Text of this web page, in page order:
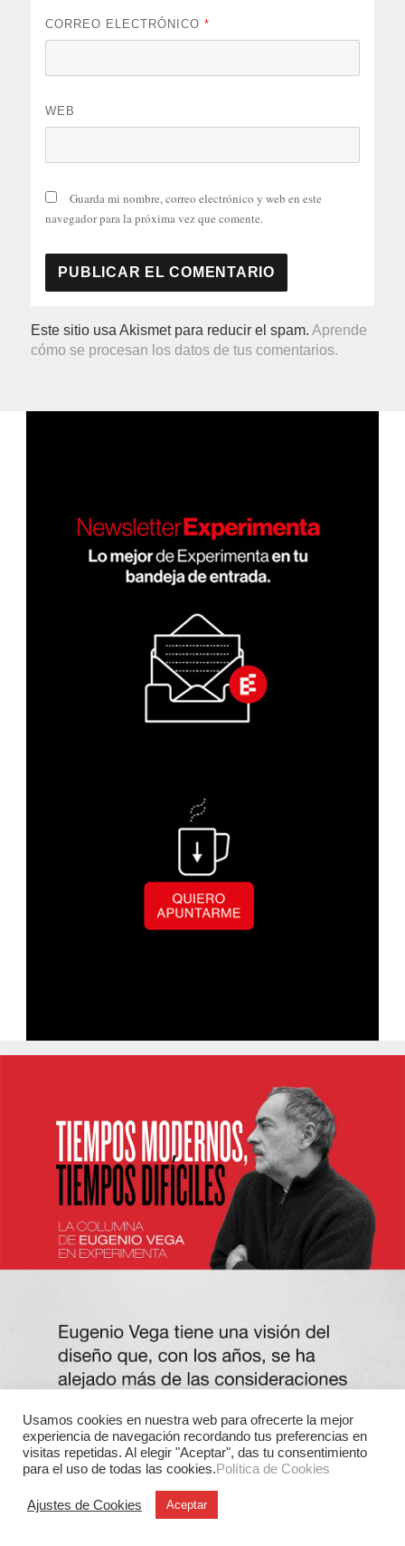
CORREO ELECTRÓNICO*
WEB
Guarda mi nombre, correo electrónico y web en este
navegador para la próxima vez que comente.
Este sitio usa Akismet para reducir el spam.Aprende
cómo se procesan los datos de tus comentarios.
Usamos cookies en nuestra web para ofrecerte la mejor
experiencia de navegación recordando tus preferencias en
visitas repetidas. Al elegir "Aceptar", das tu consentimiento
para el uso de todas las cookies.Política de Cookies
Ajustes de Cookies Aceptar